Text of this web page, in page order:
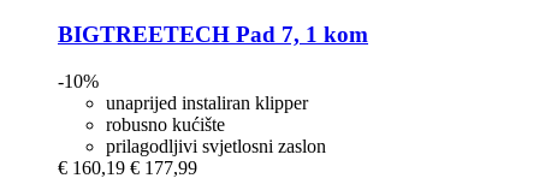
BIGTREETECH Pad 7, 1 kom
-10%
unaprijed instaliran klipper
robusno kućište
prilagodljivi svjetlosni zaslon
€ 160,19 € 177,99